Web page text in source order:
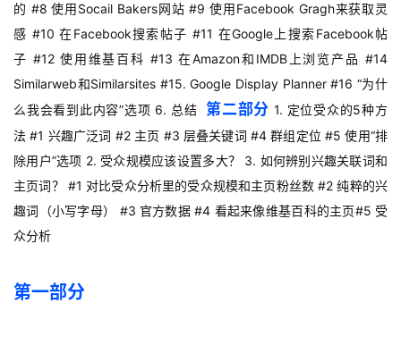
的 #8 使用Socail Bakers网站 #9 使用Facebook Gragh来获取灵
感 #10 在Facebook搜索帖子 #11 在Google上搜索Facebook帖
子 #12 使用维基百科 #13 在Amazon和IMDB上浏览产品 #14
Similarweb和Similarsites #15. Google Display Planner #16 “为什
么我会看到此内容”选项 6. 总结 第二部分 1. 定位受众的5种方
法 #1 兴趣广泛词 #2 主页 #3 层叠关键词 #4 群组定位 #5 使用“排
除用户”选项 2. 受众规模应该设置多大？ 3. 如何辨别兴趣关联词和
主页词？ #1 对比受众分析里的受众规模和主页粉丝数 #2 纯粹的兴
趣词（小写字母） #3 官方数据 #4 看起来像维基百科的主页#5 受
众分析
第一部分